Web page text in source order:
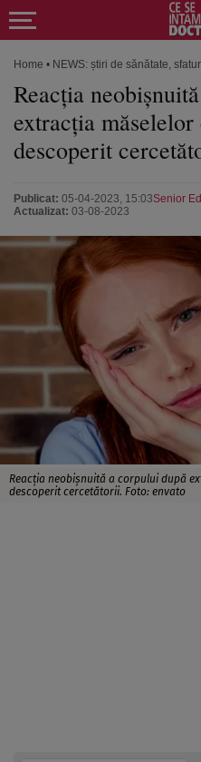
Home • NEWS: știri de sănătate,
Reacția
extracția
descoperit
Publicat: 05-04-2023, 15:03
Actualizat: 03-08-2023
Senior
Reacția neobișnuită a corpului după
descoperit cercetătorii. Foto: envato